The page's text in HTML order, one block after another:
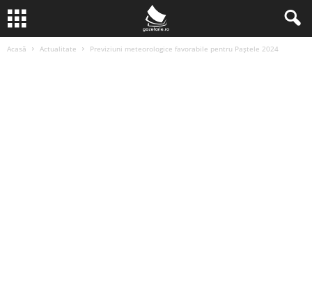
Acasă Actualitate Previziuni meteorologice favorabile pentru Paștele 2024